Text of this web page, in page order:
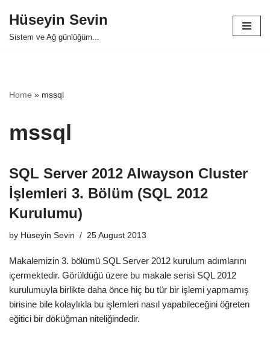
Skip
Hüseyin Sevin
Sistem ve Ağ günlüğüm...
Home » mssql
mssql
SQL Server 2012 Alwayson Cluster
İşlemleri 3. Bölüm (SQL 2012
Kurulumu)
by Hüseyin Sevin 25 August 2013
Makalemizin 3. bölümü SQL Server 2012 kurulum adımlarını
içermektedir. Görüldüğü üzere bu makale serisi SQL 2012
kurulumuyla birlikte daha önce hiç bu tür bir işlemi yapmamış
birisine bile kolaylıkla bu işlemleri nasıl yapabileceğini öğreten
eğitici bir döküğman niteliğindedir.